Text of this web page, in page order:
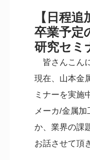
【日程
卒業予定
研究セミ
皆さんこん
現在、山本金
ミナーを実施
メーカ/金属
か、業界の課
お話させて頂